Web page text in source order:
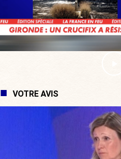
VOTRE AVIS